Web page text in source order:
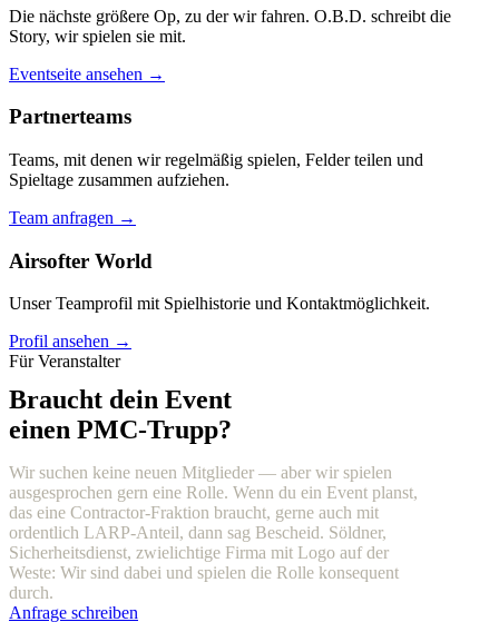
Die nächste größere Op, zu der wir fahren. O.B.D. schreibt die
Story, wir spielen sie mit.
Eventseite ansehen →
Partnerteams
Teams, mit denen wir regelmäßig spielen, Felder teilen und
Spieltage zusammen aufziehen.
Team anfragen →
Airsofter World
Unser Teamprofil mit Spielhistorie und Kontaktmöglichkeit.
Profil ansehen →
Für Veranstalter
Braucht dein Event
einen PMC-Trupp?
Wir suchen keine neuen Mitglieder — aber wir spielen
ausgesprochen gern eine Rolle. Wenn du ein Event planst,
das eine Contractor-Fraktion braucht, gerne auch mit
ordentlich LARP-Anteil, dann sag Bescheid. Söldner,
Sicherheitsdienst, zwielichtige Firma mit Logo auf der
Weste: Wir sind dabei und spielen die Rolle konsequent
durch.
Anfrage schreiben